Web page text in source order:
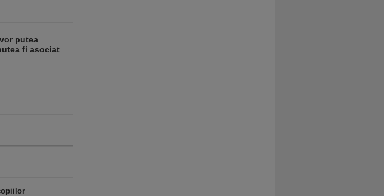
putea
fi asociat